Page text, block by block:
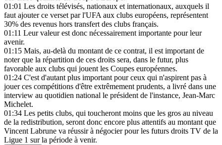
01:01 Les droits télévisés, nationaux et internationaux, auxquels il
faut ajouter ce verset par l'UFA aux clubs européens, représentent
30% des revenus hors transfert des clubs français.
01:11 Leur valeur est donc nécessairement importante pour leur
avenir.
01:15 Mais, au-delà du montant de ce contrat, il est important de
noter que la répartition de ces droits sera, dans le futur, plus
favorable aux clubs qui jouent les Coupes européennes.
01:24 C'est d'autant plus important pour ceux qui n'aspirent pas à
jouer ces compétitions d'être extrêmement prudents, a livré dans une
interview au quotidien national le président de l'instance, Jean-Marc
Michelet.
01:34 Les petits clubs, qui toucheront moins que les gros au niveau
de la redistribution, seront donc encore plus attentifs au montant que
Vincent Labrune va réussir à négocier pour les futurs droits TV de la
Ligue 1 sur la période à venir.